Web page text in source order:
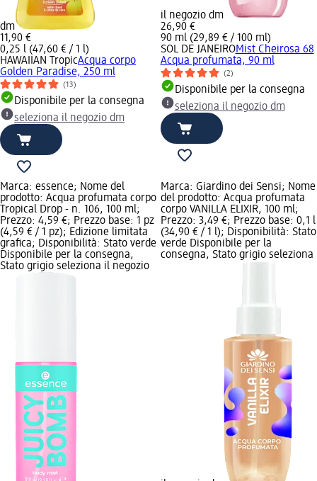
dm
11,90 €
0,25 l (47,60 € / 1 l)
HAWAIIAN TropicAcqua corpo
Golden Paradise, 250 ml
(13)
Disponibile per la consegna
seleziona il negozio dm
il negozio dm
26,90 €
90 ml (29,89 € / 100 ml)
SOL DE JANEIROMist Cheirosa 68
Acqua profumata, 90 ml
(2)
Disponibile per la consegna
seleziona il negozio dm
Marca: essence; Nome del
prodotto: Acqua profumata corpo
Tropical Drop - n. 106, 100 ml;
Prezzo: 4,59 €; Prezzo base: 1 pz
(4,59 € / 1 pz); Edizione limitata
grafica; Disponibilità: Stato verde
Disponibile per la consegna,
Stato grigio seleziona il negozio
Marca: Giardino dei Sensi; Nome
del prodotto: Acqua profumata
corpo VANILLA ELIXIR, 100 ml;
Prezzo: 3,49 €; Prezzo base: 0,1 l
(34,90 € / 1 l); Disponibilità: Stato
verde Disponibile per la
consegna, Stato grigio seleziona